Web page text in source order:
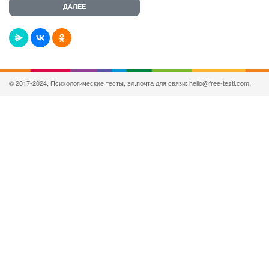
© 2017-2024, Психологические тесты, эл.почта для связи: hello@free-testi.com.